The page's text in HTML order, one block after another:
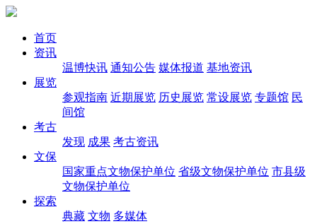
首页
资讯
温博快讯 通知公告 媒体报道 基地资讯
展览
参观指南 近期展览 历史展览 常设展览 专题馆 民
间馆
考古
发现 成果 考古资讯
文保
国家重点文物保护单位 省级文物保护单位 市县级
文物保护单位
探索
典藏 文物 多媒体